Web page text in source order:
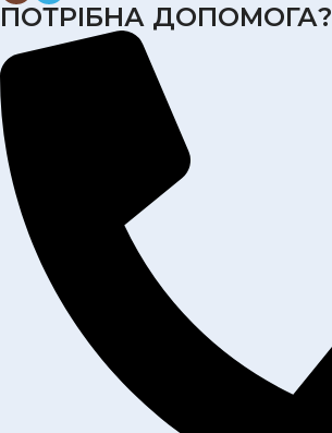
ПОТРІБНА ДОПОМОГА?